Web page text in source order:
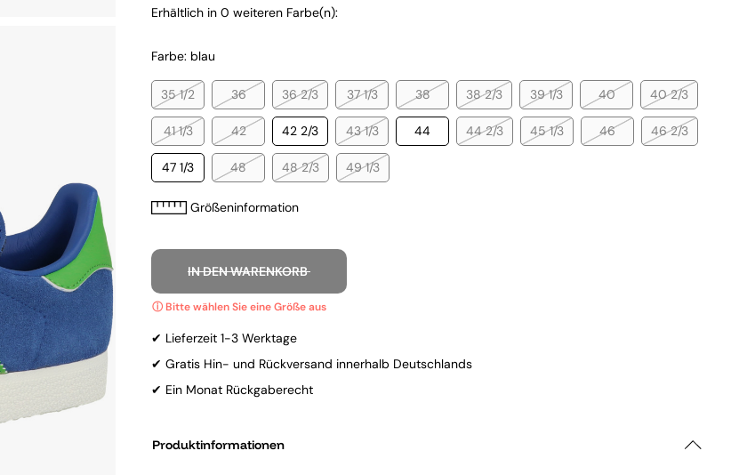
Erhältlich in 0 weiteren Farbe(n):
Farbe: blau
35 1/2 36 36 2/3 37 1/3 38 38 2/3 39 1/3 40 40 2/3
41 1/3 42 42 2/3 43 1/3 44 44 2/3 45 1/3 46 46 2/3
47 1/3 48 48 2/3 49 1/3
Größeninformation
IN DEN WARENKORB
✔ Lieferzeit 1-3 Werktage
✔ Gratis Hin- und Rückversand innerhalb Deutschlands
✔ Ein Monat Rückgaberecht
Produktinformationen